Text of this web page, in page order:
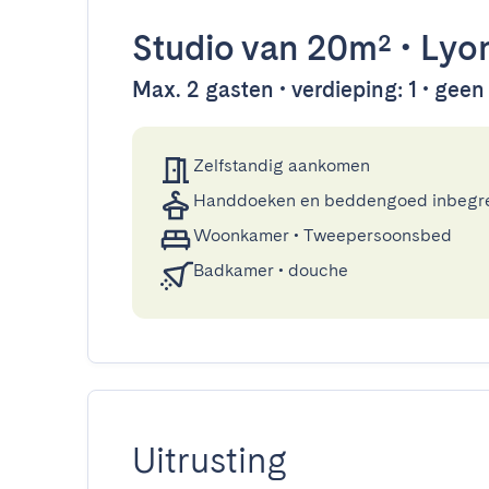
Studiovan 20m² •
Max. 2 gasten • verdieping: 1 •
Zelfstandig aankomen
Handdoeken en beddengoed
Woonkamer • Tweepersoonsbed
Badkamer • douche
Uitrusting